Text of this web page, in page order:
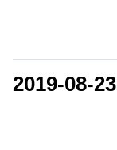
2019-08-23